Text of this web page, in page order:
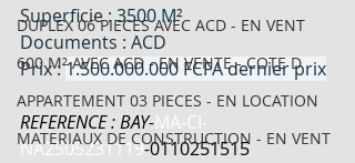
DUPLEX 06 PIECES AVEC ACD - EN VENT
600 M² AVEC ACD - EN VENTE - COTE D
APPARTEMENT 03 PIECES - EN LOCATION
MATERIAUX DE CONSTRUCTION - EN VENT
Superficie : 3500 M²
Documents : ACD
Prix : 1.500.000.000 FCFA dernier prix
REFERENCE : BAY-MA-CI-
NA2505231119-0110251515